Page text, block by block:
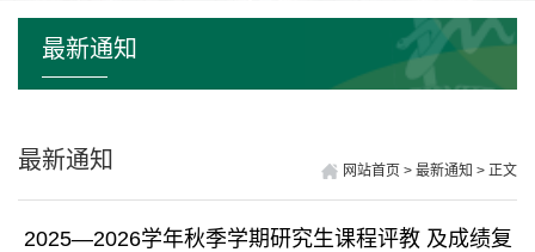
最新通知
最新通知 网站首页 > 最新通知 > 正文
2025—2026学年秋季学期研究生课程评教 及成绩复